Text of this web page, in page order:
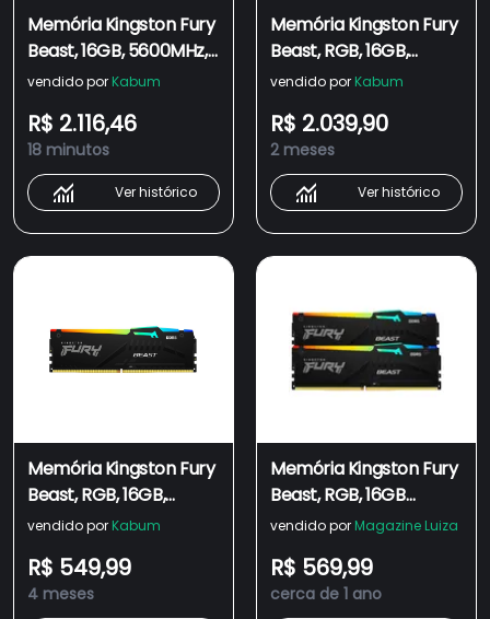
Memória Kingston Fury
Beast, 16GB, 5600MHz,
DDR5, CL40, Preto -
vendido por Kabum
R$ 2.116,46
18 minutos
Ver histórico
Memória Kingston Fury
Beast, RGB, 16GB,
5600MHz, DDR5, CL40,
KF556C40BBAK2-16
vendido por Kabum
R$ 2.039,90
2 meses
Ver histórico
Memória Kingston Fury
Beast, RGB, 16GB,
5600MHz, DDR5, CL40,
16
vendido por Kabum
R$ 549,99
4 meses
Memória Kingston Fury
Beast, RGB, 16GB
(2x8GB), 5600MHz,
KF556C40BBAK2-16
vendido por Magazine Luiza
R$ 569,99
cerca de 1 ano